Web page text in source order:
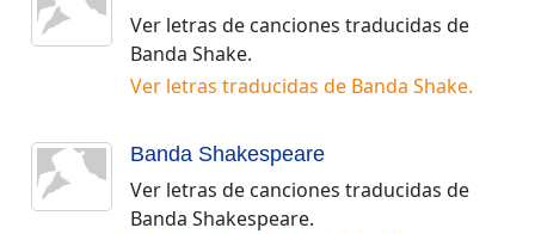
Ver letras de canciones traducidas de
Banda Shake.
Ver letras traducidas de Banda Shake.
Banda Shakespeare
Ver letras de canciones traducidas de
Banda Shakespeare.